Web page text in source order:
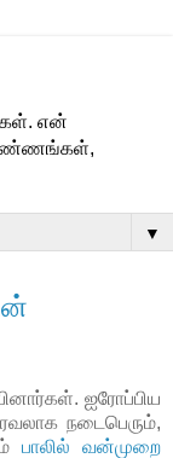
என்
எண்ணங்கள்,
▼
ஐரோப்பிய
நடைபெரும்,
பாலில் வன்முறை